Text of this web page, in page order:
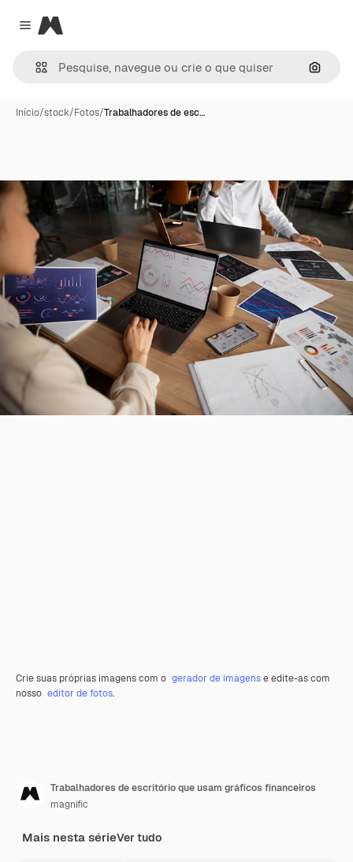
Close menu
Magnific
Início/stock/Fotos/Trabalhadores de esc…
Crie suas próprias imagens com o gerador de imagense edite-as com
nosso editor de fotos.
Trabalhadores de escritório que usam gráficos financeiros
magnific
Mais nesta sérieVer tudo